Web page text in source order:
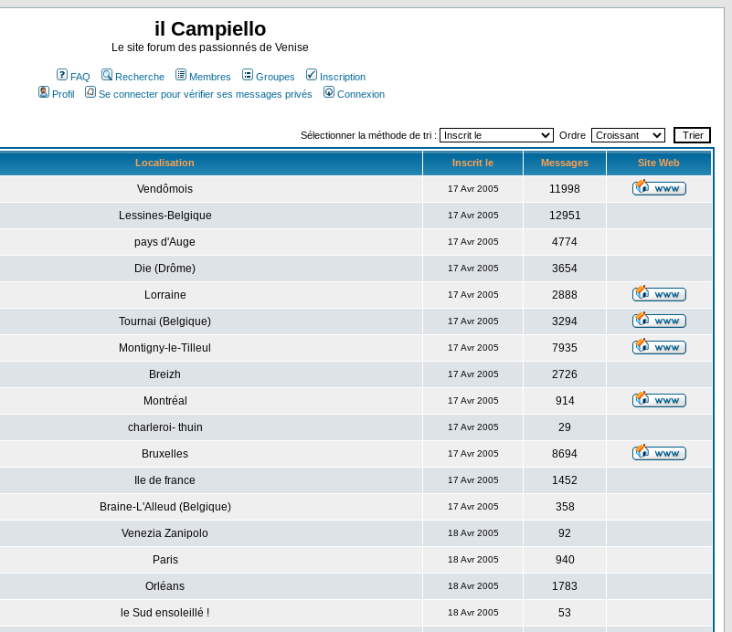
il Campiello
Le site forum des passionnés de Venise
FAQ Recherche Membres Groupes
Inscription
Profil
Se connecter pour vérifier ses messages privés Connexion
Sélectionner la méthode de tri : Ordre
Localisation Inscrit le Messages Site Web
Vendômois 17 Avr 2005 11998
Lessines-Belgique 17 Avr 2005 12951
pays d'Auge 17 Avr 2005 4774
Die (Drôme) 17 Avr 2005 3654
Lorraine 17 Avr 2005 2888
Tournai (Belgique) 17 Avr 2005 3294
Montigny-le-Tilleul 17 Avr 2005 7935
Breizh 17 Avr 2005 2726
Montréal 17 Avr 2005 914
charleroi- thuin 17 Avr 2005 29
Bruxelles 17 Avr 2005 8694
Ile de france 17 Avr 2005 1452
Braine-L'Alleud (Belgique) 17 Avr 2005 358
Venezia Zanipolo 18 Avr 2005 92
Paris 18 Avr 2005 940
Orléans 18 Avr 2005 1783
le Sud ensoleillé ! 18 Avr 2005 53